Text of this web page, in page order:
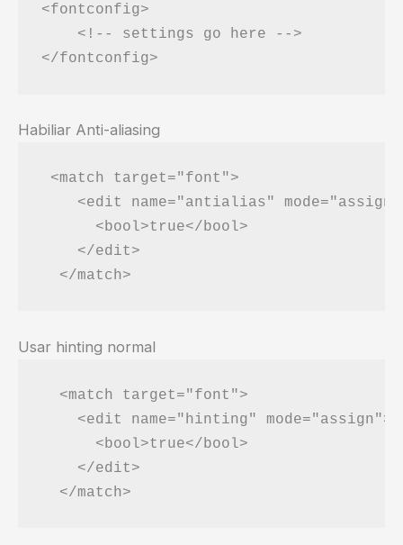
<fontconfig>
    <!-- settings go here -->
Habiliar Anti-aliasing
<match target="font">
<edit name="antialias"
      <bool>true</bool>
    </edit>
Usar hinting normal
  <match target="font">
    <edit name="hinting" mode="assign">
      <bool>true</bool>
    </edit>